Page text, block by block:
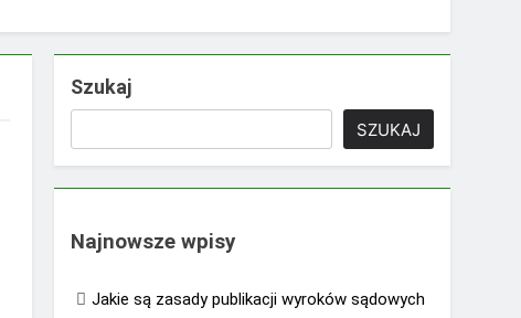
Szukaj
SZUKAJ
Najnowsze wpisy
Jakie są zasady publikacji wyroków sądowych